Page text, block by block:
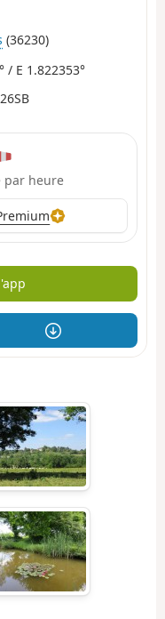
(36230)
/ E 1.822353°
par heure